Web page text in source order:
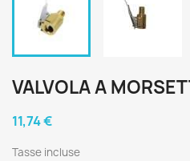
VALVOLA A
11,74 €
Tasse incluse